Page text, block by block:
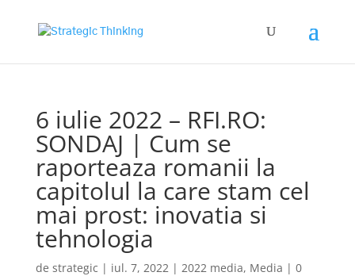
6 iulie 2022 – RFI.RO:
SONDAJ | Cum se
raporteaza romanii la
capitolul la care stam cel
mai prost: inovatia si
tehnologia
de strategic | iul. 7, 2022| 2022 media, Media | 0